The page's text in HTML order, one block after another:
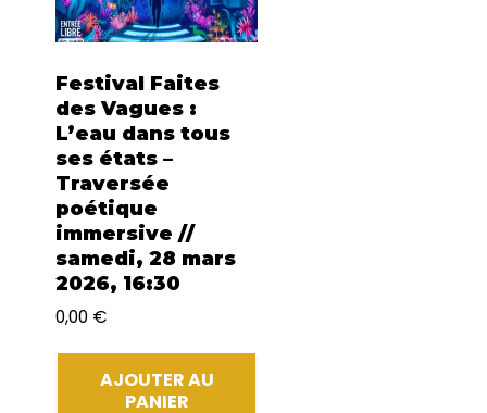
Festival Faites
des Vagues :
L’eau dans tous
ses états –
Traversée
poétique
immersive //
samedi, 28 mars
2026, 16:30
0,00 €
AJOUTER AU
PANIER